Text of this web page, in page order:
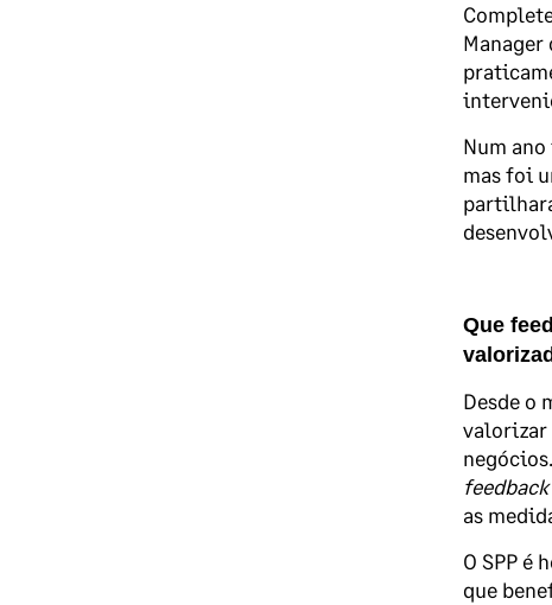
Num
mas foi
Que
Desde o
valorizar
feedback
as
O SPP é
que